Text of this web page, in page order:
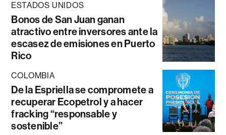
ESTADOS UNIDOS
Bonos de San Juan ganan
atractivo entre inversores ante la
escasez de emisiones en Puerto
Rico
COLOMBIA
De la Espriella se compromete a
recuperar Ecopetrol y a hacer
fracking “responsable y
sostenible”